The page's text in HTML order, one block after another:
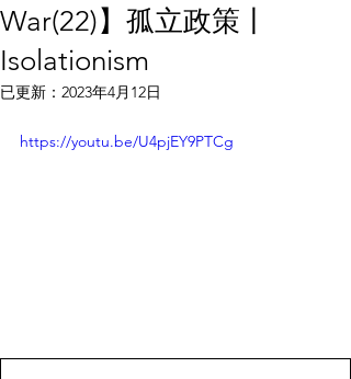
War(22)】孤立政策丨
Isolationism
已更新： 2023年4月12日
https://youtu.be/U4pjEY9PTCg